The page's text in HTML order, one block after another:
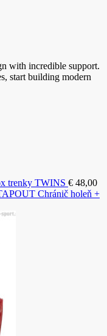
with incredible support.
start building modern
trenky TWINS € 48,00
Chránič holeň +